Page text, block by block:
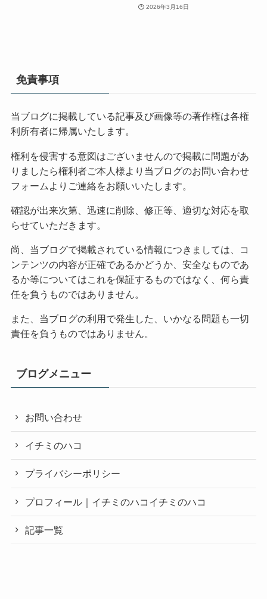
2026年3月16日
免責事項
当ブログに掲載している記事及び画像等の著作権は各権
利所有者に帰属いたします。
権利を侵害する意図はございませんので掲載に問題があ
りましたら権利者ご本人様より当ブログのお問い合わせ
フォームよりご連絡をお願いいたします。
確認が出来次第、迅速に削除、修正等、適切な対応を取
らせていただきます。
尚、当ブログで掲載されている情報につきましては、コ
ンテンツの内容が正確であるかどうか、安全なものであ
るか等についてはこれを保証するものではなく、何ら責
任を負うものではありません。
また、当ブログの利用で発生した、いかなる問題も一切
責任を負うものではありません。
ブログメニュー
お問い合わせ
イチミのハコ
プライバシーポリシー
プロフィール｜イチミのハコイチミのハコ
記事一覧